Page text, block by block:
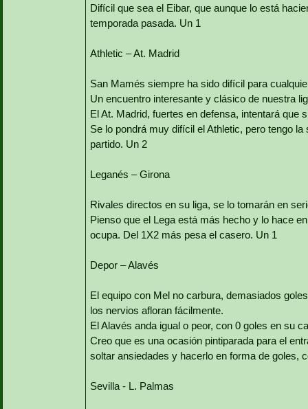
Difícil que sea el Eibar, que aunque lo está
temporada pasada. Un 1
Athletic – At. Madrid
San Mamés siempre ha sido difícil para
Un encuentro interesante y clásico de nuestra
El At. Madrid, fuertes en defensa, intentará que
Se lo pondrá muy difícil el Athletic, pero tengo
partido. Un 2
Leganés – Girona
Rivales directos en su liga, se lo tomarán en
Pienso que el Lega está más hecho y lo hace
ocupa. Del 1X2 más pesa el casero. Un 1
Depor – Alavés
El equipo con Mel no carbura, demasiados
los nervios afloran fácilmente.
El Alavés anda igual o peor, con 0 goles en su
Creo que es una ocasión pintiparada para el
soltar ansiedades y hacerlo en forma de goles,
Sevilla - L. Palmas